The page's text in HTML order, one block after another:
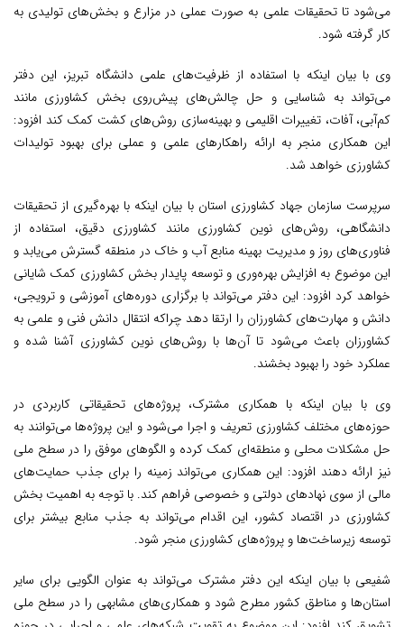
می‌شود تا تحقیقات علمی به صورت عملی در مزارع و بخش‌های تولیدی به
کار گرفته شود.
وی با بیان اینکه با استفاده از ظرفیت‌های علمی دانشگاه تبریز، این دفتر
می‌تواند به شناسایی و حل چالش‌های پیش‌روی بخش کشاورزی مانند
کم‌آبی، آفات، تغییرات اقلیمی و بهینه‌سازی روش‌های کشت کمک کند افزود:
این همکاری منجر به ارائه راهکارهای علمی و عملی برای بهبود تولیدات
کشاورزی خواهد شد.
سرپرست سازمان جهاد کشاورزی استان با بیان اینکه با بهره‌گیری از تحقیقات
دانشگاهی، روش‌های نوین کشاورزی مانند کشاورزی دقیق، استفاده از
فناوری‌های روز و مدیریت بهینه منابع آب و خاک در منطقه گسترش می‌یابد و
این موضوع به افزایش بهره‌وری و توسعه پایدار بخش کشاورزی کمک شایانی
خواهد کرد افزود: این دفتر می‌تواند با برگزاری دوره‌های آموزشی و ترویجی،
دانش و مهارت‌های کشاورزان را ارتقا دهد چراکه انتقال دانش فنی و علمی به
کشاورزان باعث می‌شود تا آن‌ها با روش‌های نوین کشاورزی آشنا شده و
عملکرد خود را بهبود بخشند.
وی با بیان اینکه با همکاری مشترک، پروژه‌های تحقیقاتی کاربردی در
حوزه‌های مختلف کشاورزی تعریف و اجرا می‌شود و این پروژه‌ها می‌توانند به
حل مشکلات محلی و منطقه‌ای کمک کرده و الگوهای موفق را در سطح ملی
نیز ارائه دهند افزود: این همکاری می‌تواند زمینه را برای جذب حمایت‌های
مالی از سوی نهادهای دولتی و خصوصی فراهم کند. با توجه به اهمیت بخش
کشاورزی در اقتصاد کشور، این اقدام می‌تواند به جذب منابع بیشتر برای
توسعه زیرساخت‌ها و پروژه‌های کشاورزی منجر شود.
شفیعی با بیان اینکه این دفتر مشترک می‌تواند به عنوان الگویی برای سایر
استان‌ها و مناطق کشور مطرح شود و همکاری‌های مشابهی را در سطح ملی